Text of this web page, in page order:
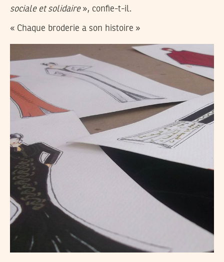
sociale et solidaire», confie-t-il.
« Chaque broderie a son histoire »